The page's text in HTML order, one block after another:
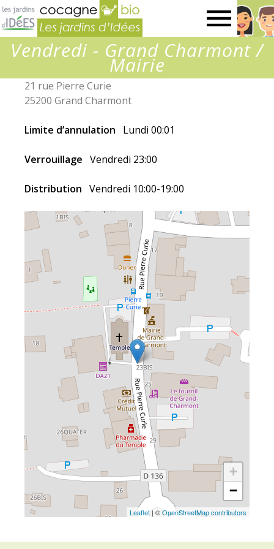
d’idées
Vendredi - Grand Charmont /
Mairie
21 rue Pierre Curie
25200 Grand Charmont
Limite d’annulation Lundi 00:01
Verrouillage Vendredi 23:00
Distribution Vendredi 10:00-19:00
+
−
Leaflet| ©OpenStreetMap contributors